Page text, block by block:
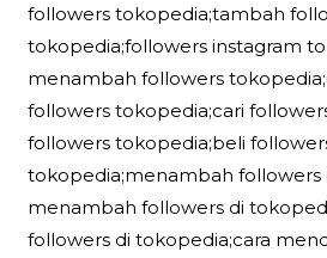
followers tokopedia;tambah
tokopedia;followers instagram
menambah followers
followers tokopedia;cari
followers tokopedia;beli
tokopedia;menambah followers
menambah followers di
followers di tokopedia;cara